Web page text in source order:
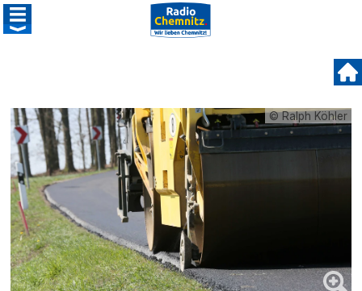
© Ralph Köhler